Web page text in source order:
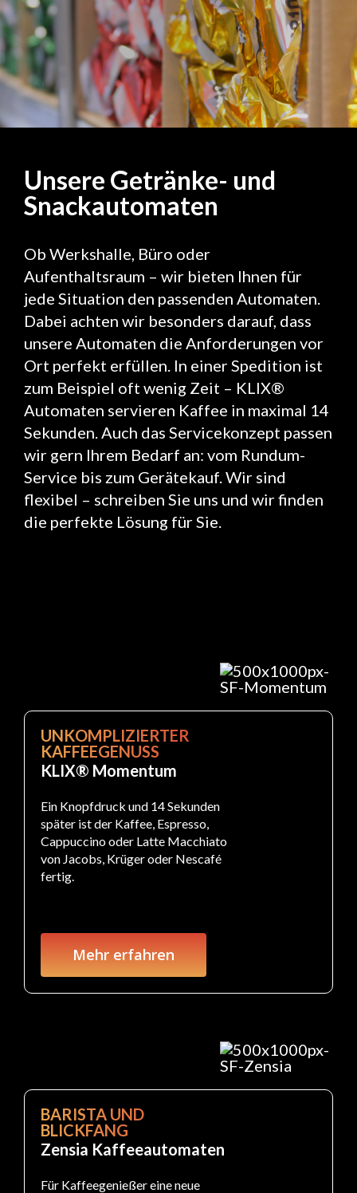
Suppen
Unsere Getränke- und
Snackautomaten
Ob Werkshalle, Büro oder
Aufenthaltsraum – wir bieten Ihnen für
jede Situation den passenden Automaten.
Dabei achten wir besonders darauf, dass
unsere Automaten die Anforderungen vor
Ort perfekt erfüllen. In einer Spedition ist
zum Beispiel oft wenig Zeit – KLIX®
Automaten servieren Kaffee in maximal 14
Sekunden. Auch das Servicekonzept passen
wir gern Ihrem Bedarf an: vom Rundum-
Service bis zum Gerätekauf. Wir sind
flexibel – schreiben Sie uns und wir finden
die perfekte Lösung für Sie.
UNKOMPLIZIERTER
KAFFEEGENUSS
KLIX® Momentum
Ein Knopfdruck und 14 Sekunden
später ist der Kaffee, Espresso,
Cappuccino oder Latte Macchiato
von Jacobs, Krüger oder Nescafé
fertig.
Mehr erfahren
BARISTA UND
BLICKFANG
Zensia Kaffeeautomaten
Für Kaffeegenießer eine neue